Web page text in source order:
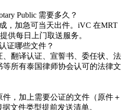
Public 需要多久？
，加急可当天出件。iVC 在MRT
供每日上门取送服务。
证哪些文件？
、翻译认证、宣誓书、委任状、法
等所有泰国律师协会认可的法律文
，加上需要公证的文件（原件＋
文件类型提前发送清单。